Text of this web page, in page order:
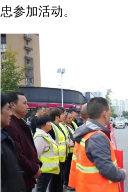
忠参加活动。